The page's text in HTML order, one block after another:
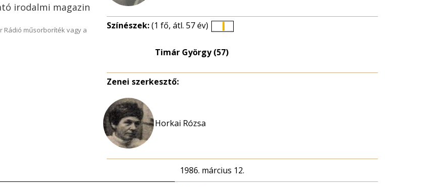
irodalmi magazin
Rádió műsorboríték vagy a
Színészek:(1 fő, átl. 57 év)
eloszlás
Timár György (57)
Zenei szerkesztő:
Horkai Rózsa
1986. március 12.